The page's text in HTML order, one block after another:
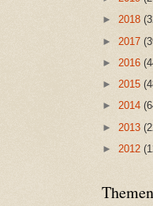
► 2018
► 2017
► 2016
► 2015
► 2014
► 2013
► 2012
Themen